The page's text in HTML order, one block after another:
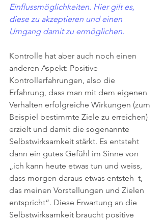
Einflussmöglichkeiten. Hier gilt es,
diese zu akzeptieren und einen
Umgang damit zu ermöglichen.
Kontrolle hat aber auch noch einen
anderen Aspekt: Positive
Kontrollerfahrungen, also die
Erfahrung, dass man mit dem eigenen
Verhalten erfolgreiche Wirkungen (zum
Beispiel bestimmte Ziele zu erreichen)
erzielt und damit die sogenannte
Selbstwirksamkeit stärkt. Es entsteht
dann ein gutes Gefühl im Sinne von
„ich kann heute etwas tun und weiss,
dass morgen daraus etwas entsteh  t,
das meinen Vorstellungen und Zielen
entspricht“. Diese Erwartung an die
Selbstwirksamkeit braucht positive